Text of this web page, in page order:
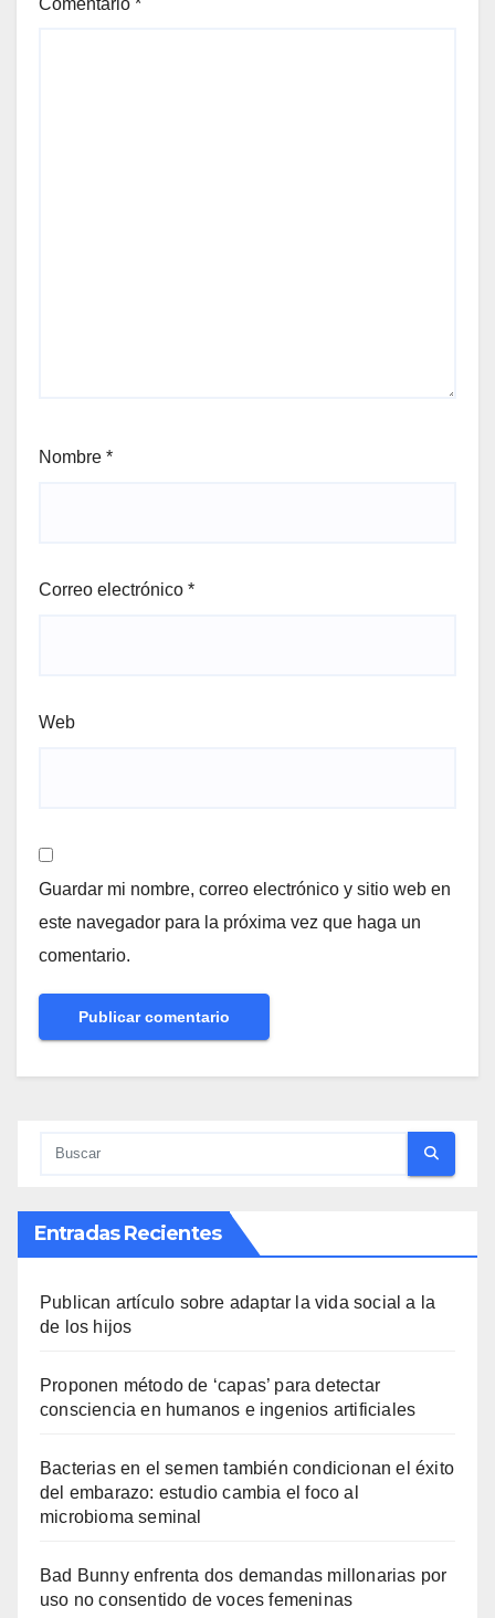
Comentario *
Nombre *
Correo electrónico *
Web
Guardar mi nombre, correo electrónico y sitio web en
este navegador para la próxima vez que haga un
comentario.
Entradas Recientes
Publican artículo sobre adaptar la vida social a la
de los hijos
Proponen método de ‘capas’ para detectar
consciencia en humanos e ingenios artificiales
Bacterias en el semen también condicionan el éxito
del embarazo: estudio cambia el foco al
microbioma seminal
Bad Bunny enfrenta dos demandas millonarias por
uso no consentido de voces femeninas